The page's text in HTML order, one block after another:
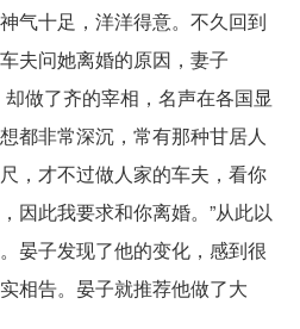
气十足，洋洋得意。不久回到
夫问她离婚的原因，妻子
做了齐的宰相，名声在各国显
都非常深沉，常有那种甘居人
，才不过做人家的车夫，看你
因此我要求和你离婚。”从此以
晏子发现了他的变化，感到很
相告。晏子就推荐他做了大